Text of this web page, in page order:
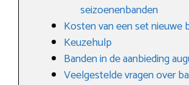
seizoenenbanden
Kosten van een set nieuwe
Keuzehulp
Banden in de aanbieding
Veelgestelde vragen over